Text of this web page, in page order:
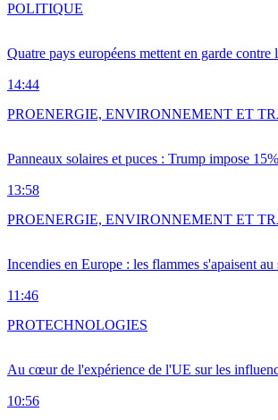
Quatre pays européens mettent en garde
14:44
POLITIQUE
Panneaux solaires et puces : Trump impose
13:58
PROENERGIE, ENVIRONNEMENT ET
Incendies en Europe : les flammes s'apaisent
11:46
PROENERGIE, ENVIRONNEMENT ET
Au cœur de l'expérience de l'UE sur les
10:56
PROTECHNOLOGIES